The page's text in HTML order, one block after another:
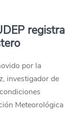
registra
por la
investigador de
Meteorológica